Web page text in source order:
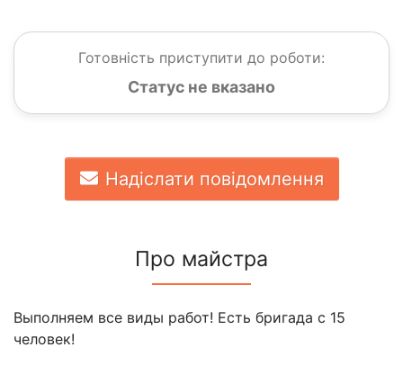
Готовність приступити до роботи:
Статус не вказано
Надіслати повідомлення
Про майстра
Выполняем все виды работ! Есть бригада с 15
человек!